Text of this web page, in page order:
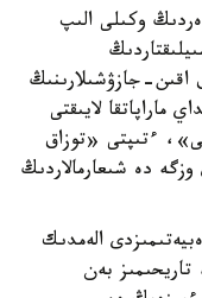
وكىلى الىپ
اقىن-جازۋشىلارىنىڭ
لايىقتى
ءتىپتى «توزاق
دە شىعارمالاردىڭ
الەمدىك
تاريحىمىز بەن